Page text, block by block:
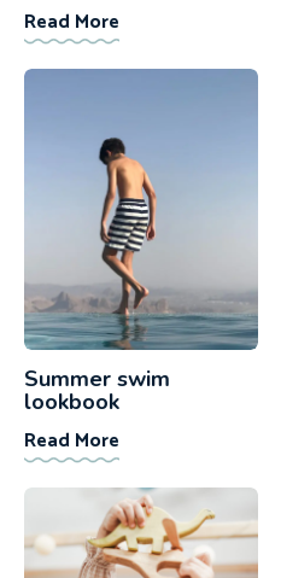
Read More
Summer swim
lookbook
Read More